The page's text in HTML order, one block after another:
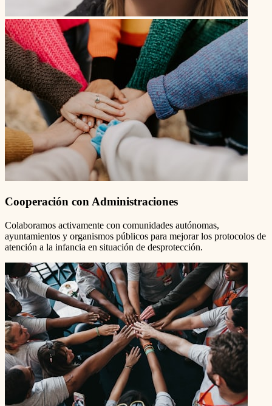
Cooperación con Administraciones
Colaboramos activamente con comunidades autónomas,
ayuntamientos y organismos públicos para mejorar los protocolos de
atención a la infancia en situación de desprotección.